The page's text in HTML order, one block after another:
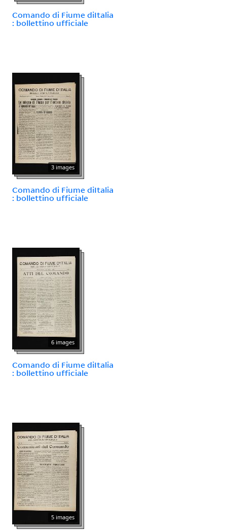
Comando di Fiume diItalia
: bollettino ufficiale
3 images
Comando di Fiume diItalia
: bollettino ufficiale
6 images
Comando di Fiume diItalia
: bollettino ufficiale
5 images